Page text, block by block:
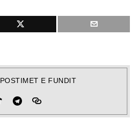
POSTIMET E FUNDIT